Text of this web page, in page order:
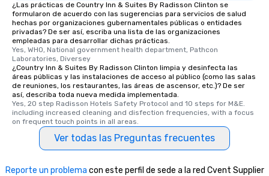
¿Las prácticas de Country Inn & Suites By Radisson Clinton se
formularon de acuerdo con las sugerencias para servicios de salud
hechas por organizaciones gubernamentales públicas o entidades
privadas? De ser así, escriba una lista de las organizaciones
empleadas para desarrollar dichas prácticas.
Yes, WHO, National government health department, Pathcon
Laboratories, Diversey
¿Country Inn & Suites By Radisson Clinton limpia y desinfecta las
áreas públicas y las instalaciones de acceso al público (como las salas
de reuniones, los restaurantes, las áreas de ascensor, etc.)? De ser
así, describa toda nueva medida implementada.
Yes, 20 step Radisson Hotels Safety Protocol and 10 steps for M&E.
including increased cleaning and disfection frequencies, with a focus
on frequent touch points in all areas.
Ver todas las Preguntas frecuentes
Reporte un problema con este perfil de sede a la red Cvent Supplier